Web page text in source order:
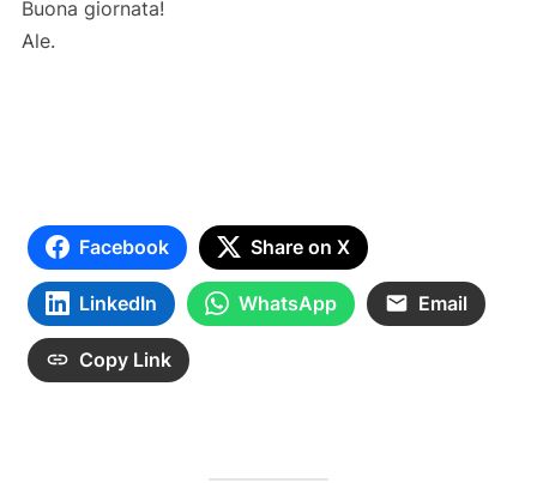
Buona giornata!
Ale.
Facebook Share on X
LinkedIn WhatsApp Email
Copy Link